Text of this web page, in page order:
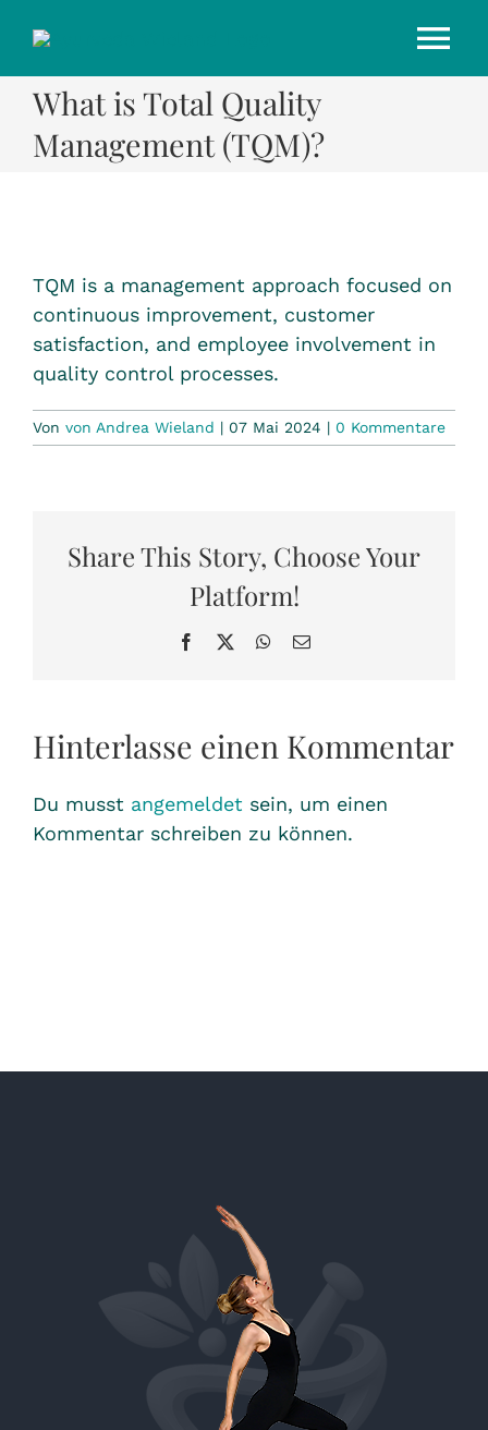
Inhalt
springen
Ayurveda-Tier
What is Total Quality
Management (TQM)?
TQM is a management approach focused on
continuous improvement, customer
satisfaction, and employee involvement in
quality control processes.
Von von Andrea Wieland | 07 Mai 2024 | 0 Kommentare
Share This Story, Choose Your
Platform!
Facebook WhatsApp
E-
Hinterlasse einen Kommentar
Du musst angemeldet sein, um einen
Kommentar schreiben zu können.